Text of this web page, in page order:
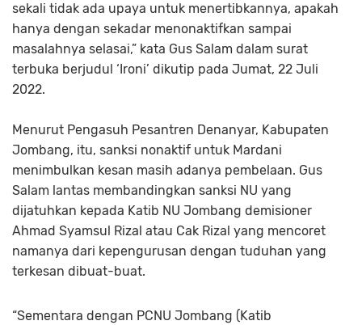
sekali tidak ada upaya untuk menertibkannya, apakah
hanya dengan sekadar menonaktifkan sampai
masalahnya selasai,” kata Gus Salam dalam surat
terbuka berjudul ‘Ironi’ dikutip pada Jumat, 22 Juli
2022.
Menurut Pengasuh Pesantren Denanyar, Kabupaten
Jombang, itu, sanksi nonaktif untuk Mardani
menimbulkan kesan masih adanya pembelaan. Gus
Salam lantas membandingkan sanksi NU yang
dijatuhkan kepada Katib NU Jombang demisioner
Ahmad Syamsul Rizal atau Cak Rizal yang mencoret
namanya dari kepengurusan dengan tuduhan yang
terkesan dibuat-buat.
“Sementara dengan PCNU Jombang (Katib